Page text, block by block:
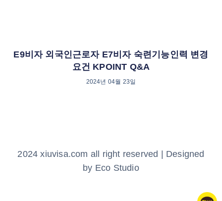
E9비자 외국인근로자 E7비자 숙련기능인력 변경
요건 KPOINT Q&A
2024년 04월 23일
2024 xiuvisa.com all right reserved | Designed
by Eco Studio